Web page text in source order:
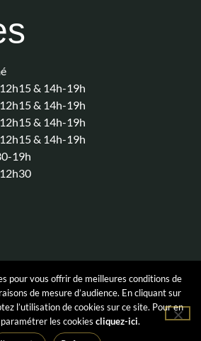
& 14h-19h
& 14h-19h
& 14h-19h
& 14h-19h
19h
de confidentialité
pour vous offrir de meilleures conditions de
de mesure d’audience. En cliquant sur
l’utilisation de cookies sur ce site. Pour en
les cookies cliquez-ici.